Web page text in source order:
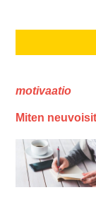
motivaatio
Miten